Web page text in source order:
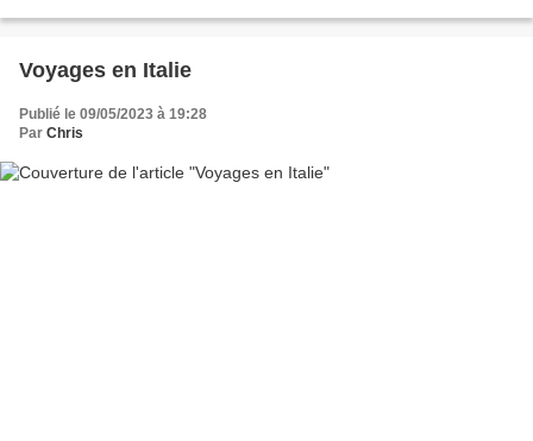
Voyages en Italie
Publié le 09/05/2023 à 19:28
Par Chris